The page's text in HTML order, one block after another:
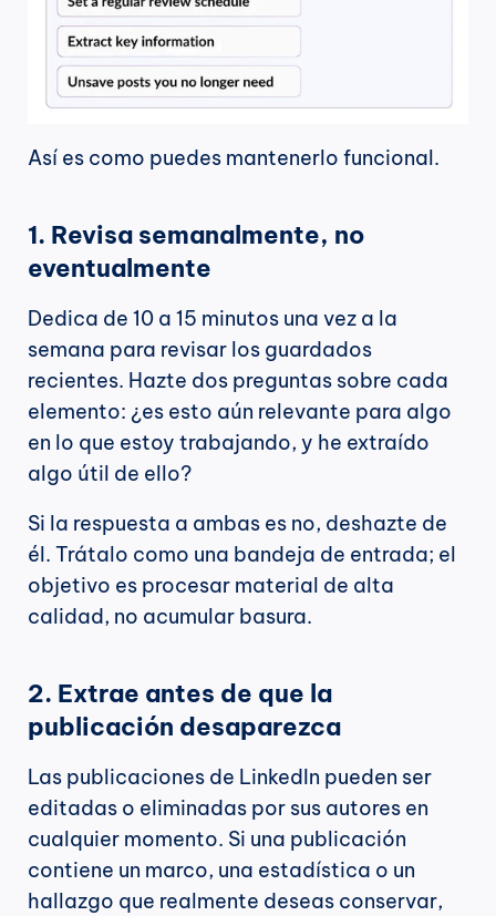
Así es como puedes mantenerlo funcional.
1. Revisa semanalmente, no
eventualmente
Dedica de 10 a 15 minutos una vez a la
semana para revisar los guardados
recientes. Hazte dos preguntas sobre cada
elemento: ¿es esto aún relevante para algo
en lo que estoy trabajando, y he extraído
algo útil de ello?
Si la respuesta a ambas es no, deshazte de
él. Trátalo como una bandeja de entrada; el
objetivo es procesar material de alta
calidad, no acumular basura.
2. Extrae antes de que la
publicación desaparezca
Las publicaciones de LinkedIn pueden ser
editadas o eliminadas por sus autores en
cualquier momento. Si una publicación
contiene un marco, una estadística o un
hallazgo que realmente deseas conservar,